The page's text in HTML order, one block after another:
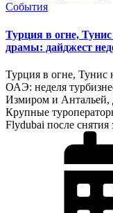
События
Турция в огне,
драмы: дайджест
Турция в огне, Тунис
ОАЭ: неделя
Измиром и Антальей,
Крупные
Flydubai после снятия